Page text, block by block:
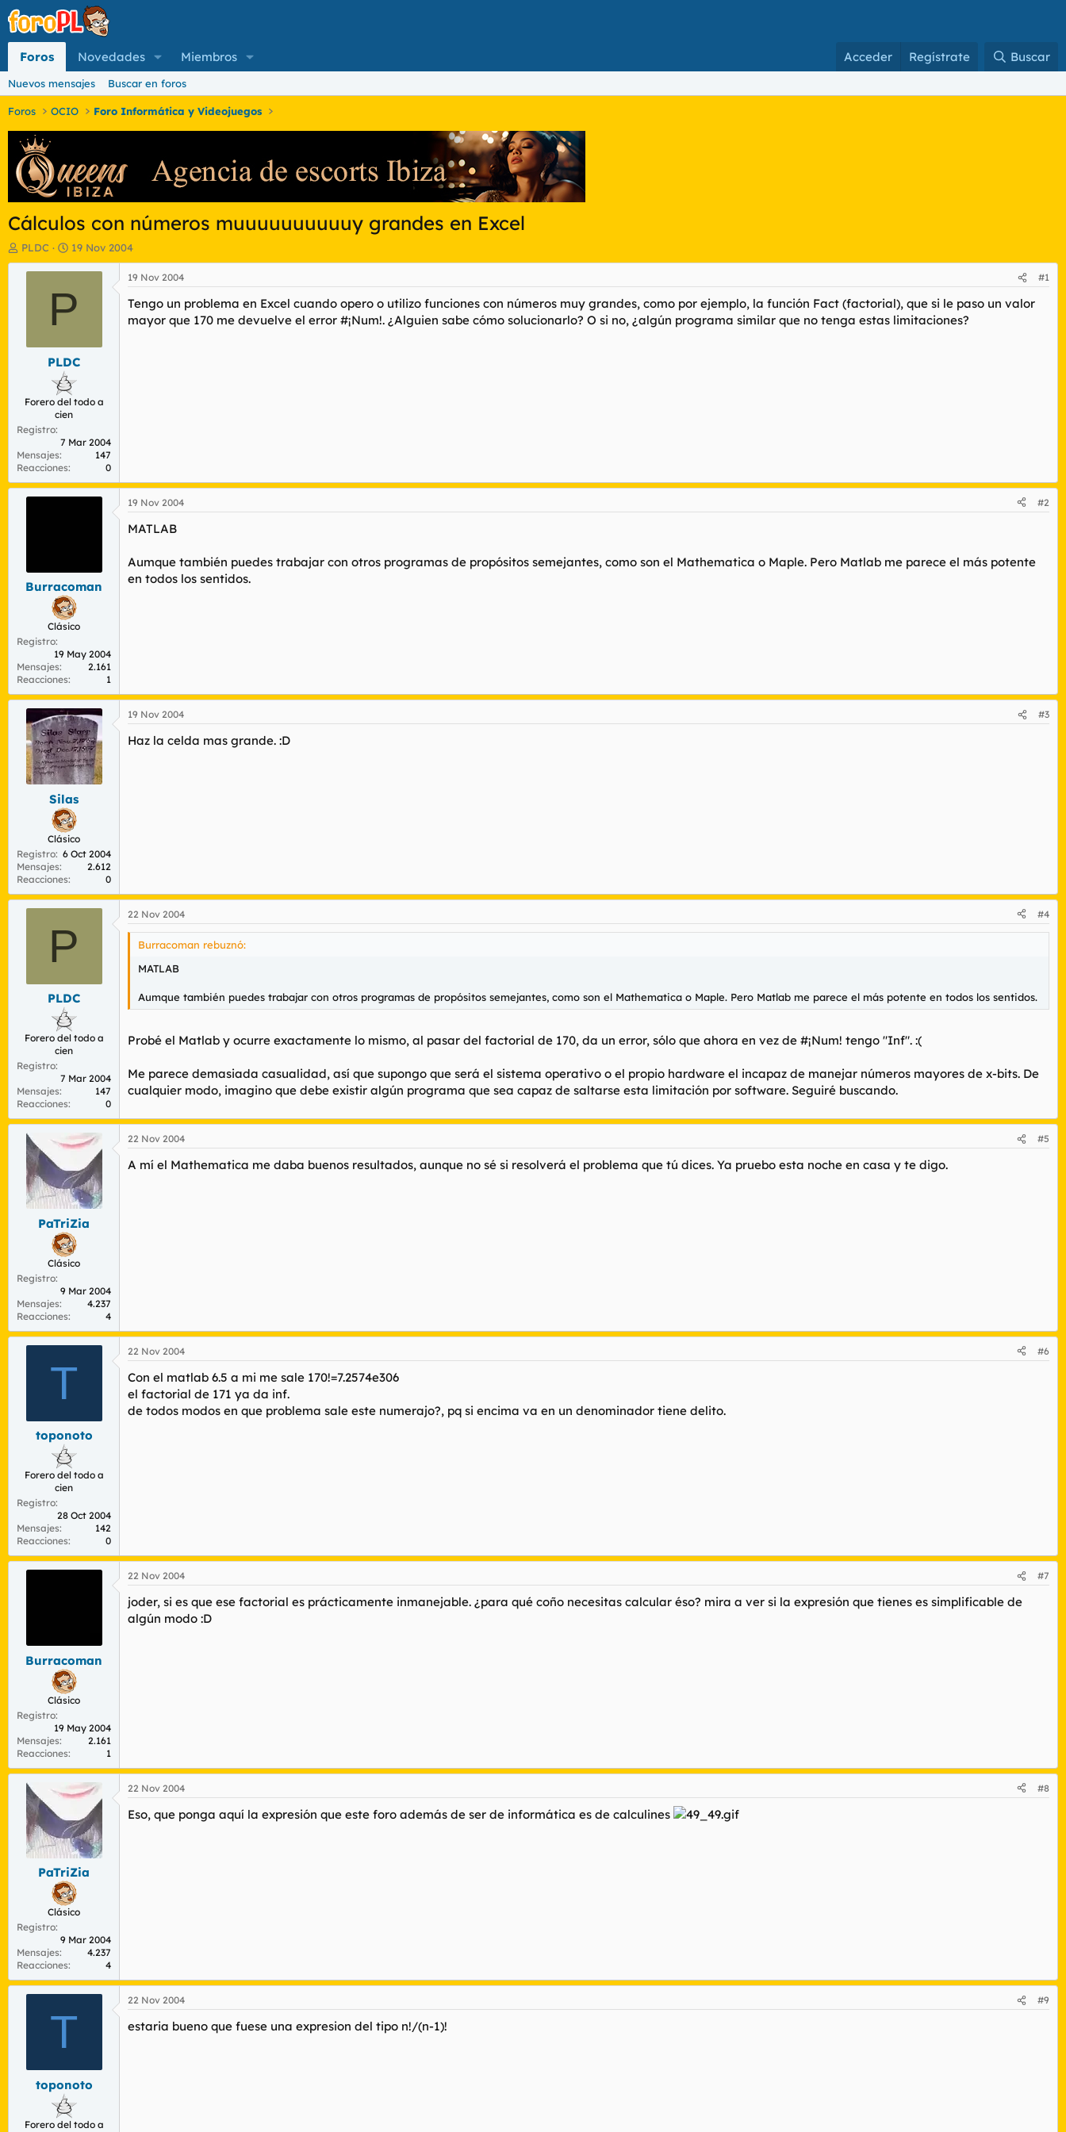
Foros Novedades Miembros Acceder Regístrate Buscar
Nuevos mensajes Buscar en foros
Foros OCIO Foro Informática y Videojuegos
Cálculos con números muuuuuuuuuuy grandes en Excel
I
n
o
e
a
PLDC
F
e
c
a
i
n
c
i
o
19 Nov 2004
P
PLDC
Forero del todo a
cien
Registro
7 Mar 2004
Mensajes
147
Reacciones
0
19 Nov 2004 #1
Tengo un problema en Excel cuando opero o utilizo funciones con números muy grandes, como por ejemplo, la función Fact (factorial), que si le paso un valor
mayor que 170 me devuelve el error #¡Num!. ¿Alguien sabe cómo solucionarlo? O si no, ¿algún programa similar que no tenga estas limitaciones?
Burracoman
Clásico
Registro
19 May 2004
Mensajes
2.161
Reacciones
1
19 Nov 2004 #2
MATLAB
Aumque también puedes trabajar con otros programas de propósitos semejantes, como son el Mathematica o Maple. Pero Matlab me parece el más potente
en todos los sentidos.
Silas
Clásico
Registro 6 Oct 2004
Mensajes
2.612
Reacciones
0
19 Nov 2004 #3
Haz la celda mas grande. :D
P
PLDC
Forero del todo a
cien
Registro
7 Mar 2004
Mensajes
147
Reacciones
0
22 Nov 2004 #4
Burracoman rebuznó:
MATLAB
Aumque también puedes trabajar con otros programas de propósitos semejantes, como son el Mathematica o Maple. Pero Matlab me parece el más potente en todos los sentidos.
Probé el Matlab y ocurre exactamente lo mismo, al pasar del factorial de 170, da un error, sólo que ahora en vez de #¡Num! tengo "Inf". :(
Me parece demasiada casualidad, así que supongo que será el sistema operativo o el propio hardware el incapaz de manejar números mayores de x-bits. De
cualquier modo, imagino que debe existir algún programa que sea capaz de saltarse esta limitación por software. Seguiré buscando.
PaTriZia
Clásico
Registro
9 Mar 2004
Mensajes
4.237
Reacciones
4
22 Nov 2004 #5
A mí el Mathematica me daba buenos resultados, aunque no sé si resolverá el problema que tú dices. Ya pruebo esta noche en casa y te digo.
T
toponoto
Forero del todo a
cien
Registro
28 Oct 2004
Mensajes
142
Reacciones
0
22 Nov 2004 #6
Con el matlab 6.5 a mi me sale 170!=7.2574e306
el factorial de 171 ya da inf.
de todos modos en que problema sale este numerajo?, pq si encima va en un denominador tiene delito.
Burracoman
Clásico
Registro
19 May 2004
Mensajes
2.161
Reacciones
1
22 Nov 2004 #7
joder, si es que ese factorial es prácticamente inmanejable. ¿para qué coño necesitas calcular éso? mira a ver si la expresión que tienes es simplificable de
algún modo :D
PaTriZia
Clásico
Registro
9 Mar 2004
Mensajes
4.237
Reacciones
4
22 Nov 2004 #8
Eso, que ponga aquí la expresión que este foro además de ser de informática es de calculines
T
toponoto
Forero del todo a
22 Nov 2004 #9
estaria bueno que fuese una expresion del tipo n!/(n-1)!